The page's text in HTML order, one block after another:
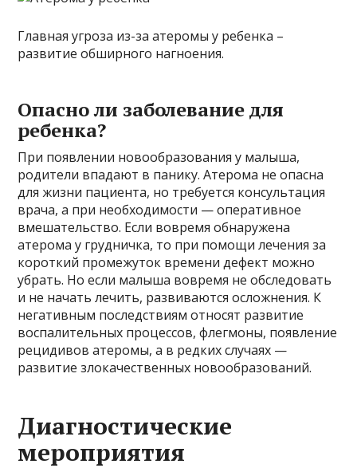
Главная угроза из-за атеромы у ребенка –
развитие обширного нагноения.
Опасно ли заболевание для
ребенка?
При появлении новообразования у малыша,
родители впадают в панику. Атерома не опасна
для жизни пациента, но требуется консультация
врача, а при необходимости — оперативное
вмешательство. Если вовремя обнаружена
атерома у грудничка, то при помощи лечения за
короткий промежуток времени дефект можно
убрать. Но если малыша вовремя не обследовать
и не начать лечить, развиваются осложнения. К
негативным последствиям относят развитие
воспалительных процессов, флегмоны, появление
рецидивов атеромы, а в редких случаях —
развитие злокачественных новообразований.
Диагностические
мероприятия